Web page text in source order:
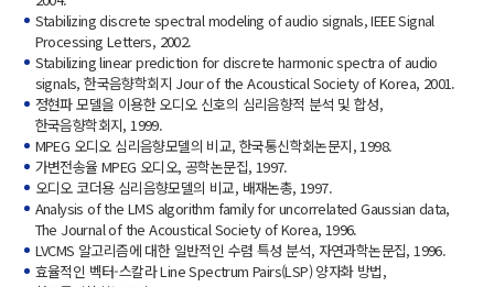
Stabilizing discrete spectral modeling of audio signals, IEEE Signal
Processing Letters, 2002.
Stabilizing linear prediction for discrete harmonic spectra of audio
signals, 한국음향학회지 Jour of the Acoustical Society of Korea, 2001.
정현파 모델을 이용한 오디오 신호의 심리음향적 분석 및 합성,
한국음향학회지, 1999.
MPEG 오디오 심리음향모델의 비교, 한국통신학회논문지, 1998.
가변전송율 MPEG 오디오, 공학논문집, 1997.
오디오 코더용 심리음향모델의 비교, 배재논총, 1997.
Analysis of the LMS algorithm family for uncorrelated Gaussian data,
The Journal of the Acoustical Society of Korea, 1996.
LVCMS 알고리즘에 대한 일반적인 수렴 특성 분석, 자연과학논문집, 1996.
효율적인 벡터-스칼라 Line Spectrum Pairs(LSP) 양자화 방법,